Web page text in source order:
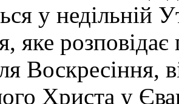
у недільній
яке
Воскресіння,
Христа у